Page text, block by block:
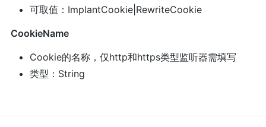
可取值：ImplantCookie|RewriteCookie
CookieName
Cookie的名称，仅http和https类型监听器需填写
类型：String